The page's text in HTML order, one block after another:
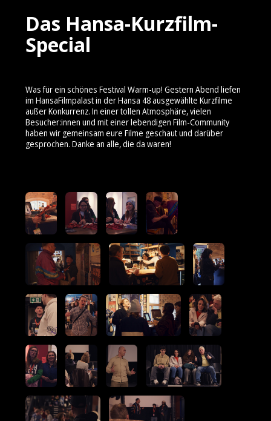
Das Hansa-Kurzfilm-
Special
Was für ein schönes Festival Warm-up! Gestern Abend liefen
im HansaFilmpalast in der Hansa 48 ausgewählte Kurzfilme
außer Konkurrenz. In einer tollen Atmosphäre, vielen
Besucher:innen und mit einer lebendigen Film-Community
haben wir gemeinsam eure Filme geschaut und darüber
gesprochen. Danke an alle, die da waren!